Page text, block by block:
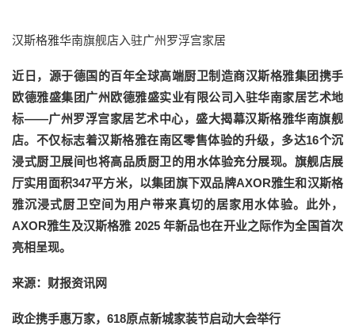
汉斯格雅华南旗舰店入驻广州罗浮宫家居
近日，源于德国的百年全球高端厨卫制造商汉斯格雅集团携手
欧德雅盛集团广州欧德雅盛实业有限公司入驻华南家居艺术地
标——广州罗浮宫家居艺术中心，盛大揭幕汉斯格雅华南旗舰
店。不仅标志着汉斯格雅在南区零售体验的升级，多达16个沉
浸式厨卫展间也将高品质厨卫的用水体验充分展现。旗舰店展
厅实用面积347平方米，以集团旗下双品牌AXOR雅生和汉斯格
雅沉浸式厨卫空间为用户带来真切的居家用水体验。此外，
AXOR雅生及汉斯格雅 2025 年新品也在开业之际作为全国首次
亮相呈现。
来源：财报资讯网
政企携手惠万家，618原点新城家装节启动大会举行